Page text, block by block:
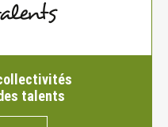
talents